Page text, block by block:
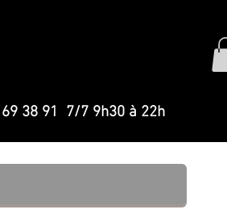
38 91 7/7 9h30 à 22h